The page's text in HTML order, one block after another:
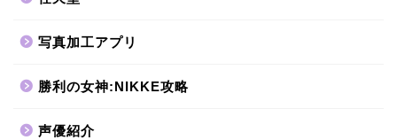
写真加工アプリ
勝利の女神:NIKKE攻略
声優紹介